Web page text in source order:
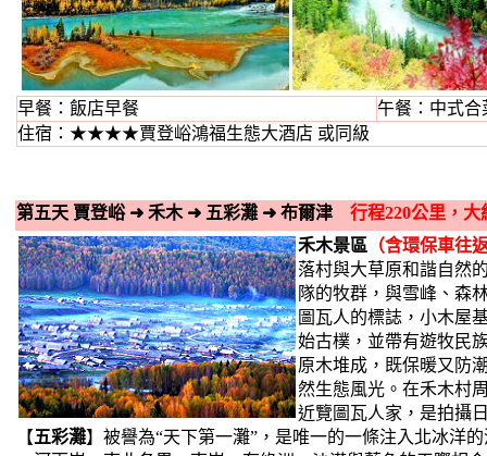
早餐：飯店早餐
午餐：中式合
住宿：★★★★賈登峪鴻福生態大酒店 或同級
第五天 賈登峪➜ 禾木➜ 五彩灘 ➜ 布爾津 行程220公里，大
禾木景區 （含環保車往
落村與大草原和諧自然
隊的牧群，與雪峰、森
圖瓦人的標誌，小木屋
始古樸，並帶有遊牧民
原木堆成，既保暖又防
然生態風光。在禾木村
近覽圖瓦人家，是拍攝
【五彩灘】被譽為“天下第一灘”，是唯一的一條注入北冰洋